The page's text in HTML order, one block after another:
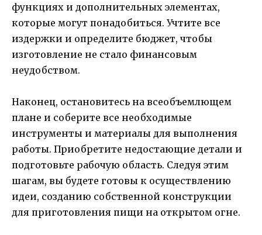
функциях и дополнительных элементах,
которые могут понадобиться. Учтите все
издержки и определите бюджет, чтобы
изготовление не стало финансовым
неудобством.
Наконец, остановитесь на всеобъемлющем
плане и соберите все необходимые
инструменты и материалы для выполнения
работы. Приобретите недостающие детали и
подготовьте рабочую область. Следуя этим
шагам, вы будете готовы к осуществлению
идеи, созданию собственной конструкции
для приготовления пищи на открытом огне.